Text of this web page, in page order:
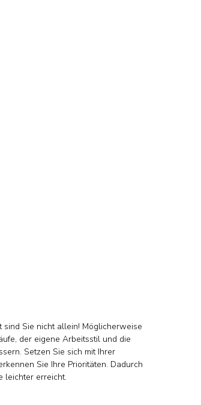
Sie nicht allein! Möglicherweise
der eigene Arbeitsstil und die
Setzen Sie sich mit Ihrer
Sie Ihre Prioritäten. Dadurch
leichter erreicht.